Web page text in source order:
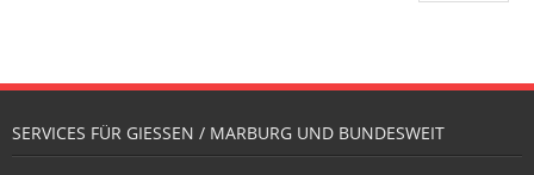
SERVICES FÜR GIESSEN / MARBURG UND BUNDESWEIT